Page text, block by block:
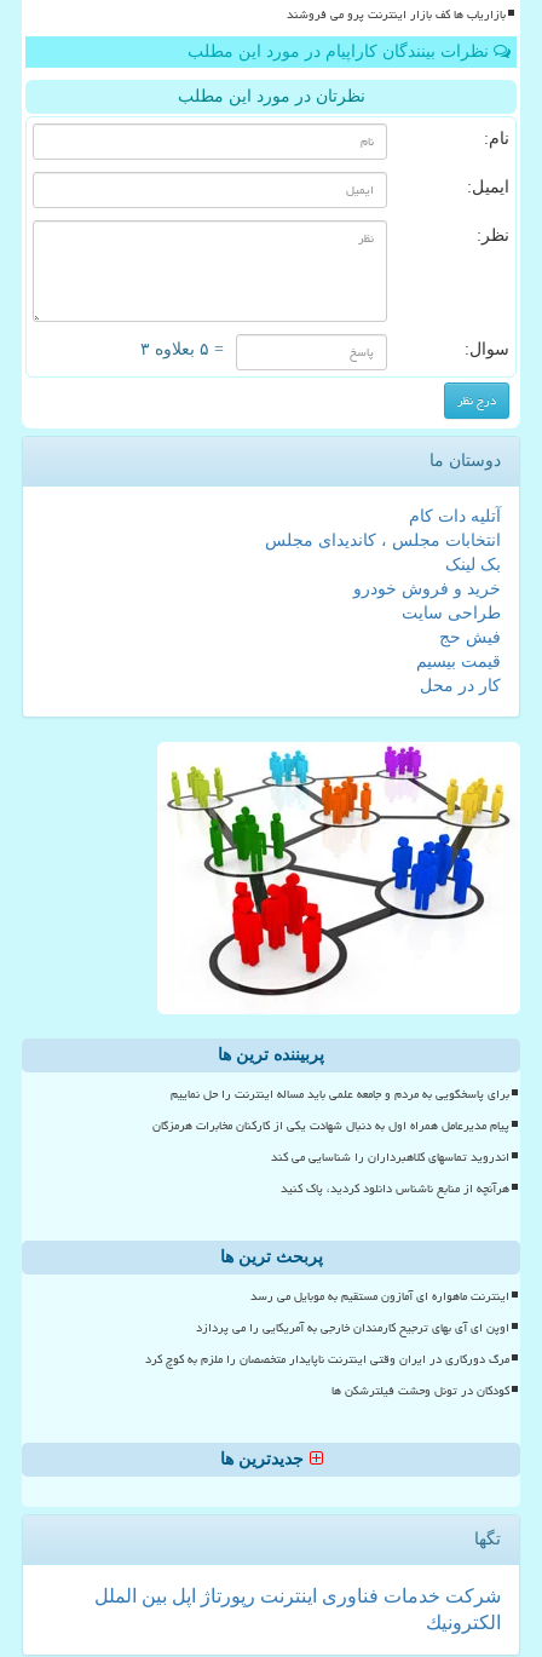
بازاریاب ها کف بازار اینترنت پرو می فروشند
نظرات بینندگان کاراپیام در مورد این مطلب
نظرتان در مورد این مطلب
نام:
ایمیل:
نظر:
سوال: = ۵ بعلاوه ۳
دوستان ما
آتلیه دات کام
انتخابات مجلس ، کاندیدای مجلس
بک لینک
خرید و فروش خودرو
طراحی سایت
فیش حج
قیمت بیسیم
کار در محل
پربیننده ترین ها
برای پاسخگویی به مردم و جامعه علمی باید مساله اینترنت را حل نماییم
پیام مدیرعامل همراه اول به دنبال شهادت یکی از کارکنان مخابرات هرمزگان
اندروید تماسهای کلاهبرداران را شناسایی می کند
هرآنچه از منابع ناشناس دانلود کردید، پاک کنید
پربحث ترین ها
اینترنت ماهواره ای آمازون مستقیم به موبایل می رسد
اوپن ای آی بهای ترجیح کارمندان خارجی به آمریکایی را می پردازد
مرگ دورکاری در ایران وقتی اینترنت ناپایدار متخصصان را ملزم به کوچ کرد
کودکان در تونل وحشت فیلترشکن ها
جدیدترین ها
تگها
شركت خدمات فناوری اینترنت رپورتاژ اپل بین الملل
الكترونیك